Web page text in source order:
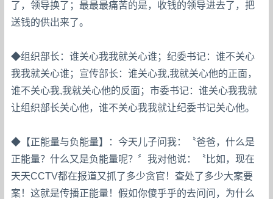
了，领导换了；最最最痛苦的是，收钱的领导进去了，把
送钱的供出来了。
◆组织部长：谁关心我我就关心谁；纪委书记：谁不关心
我我就关心谁；宣传部长：谁关心我,我就关心他的正面，
谁不关心我,我就关心他的反面；市委书记：谁关心我我就
让组织部长关心他，谁不关心我我就让纪委书记关心他。
◆【正能量与负能量】：今天儿子问我：〝爸爸，什么是
正能量？什么又是负能量呢？〞我对他说：〝比如，现在
天天CCTV都在报道又抓了多少贪官！查处了多少大案要
案！这就是传播正能量！假如你傻乎乎的去问问，为什么